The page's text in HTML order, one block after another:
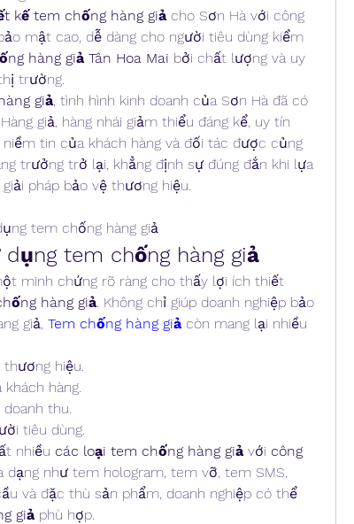
kế tem chống hàng giả cho Sơn Hà với công
mật cao, dễ dàng cho người tiêu dùng kiểm
hàng giả Tân Hoa Mai bởi chất lượng và uy
trường.
giả, tình hình kinh doanh của Sơn Hà đã có
giả, hàng nhái giảm thiểu đáng kể, uy tín
tin của khách hàng và đối tác được củng
trưởng trở lại, khẳng định sự đúng đắn khi lựa
giải pháp bảo vệ thương hiệu.
tem chống hàng giả
tem chống hàng giả
minh chứng rõ ràng cho thấy lợi ích thiết
hàng giả. Không chỉ giúp doanh nghiệp bảo
giả, Tem chống hàng giả còn mang lại nhiều
thương hiệu.
hàng.
thu.
tiêu dùng.
nhiều các loại tem chống hàng giả với công
dạng như tem hologram, tem vỡ, tem SMS,
và đặc thù sản phẩm, doanh nghiệp có thể
giả phù hợp.